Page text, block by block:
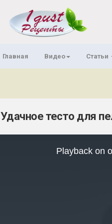
Главная Видео Статьи
Удачное тесто для
Playback on